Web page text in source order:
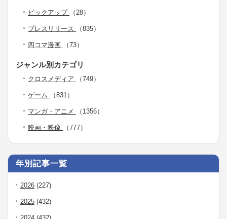
ピックアップ （28）
プレスリリース （835）
四コマ漫画 （73）
ジャンル別カテゴリ
クロスメディア （749）
ゲーム （831）
マンガ・アニメ （1356）
映画・映像 （777）
年別記事一覧
2026 (227)
2025 (432)